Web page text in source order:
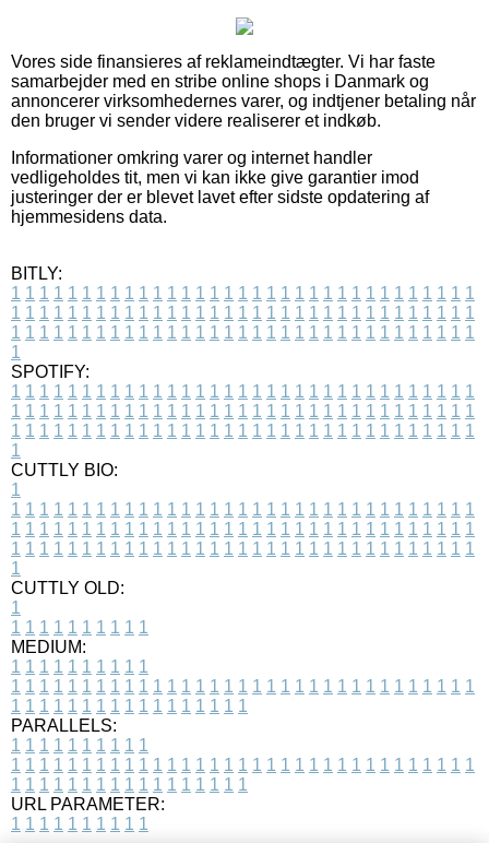
Vores side finansieres af reklameindtægter. Vi har faste
samarbejder med en stribe online shops i Danmark og
annoncerer virksomhedernes varer, og indtjener betaling når
den bruger vi sender videre realiserer et indkøb.
Informationer omkring varer og internet handler
vedligeholdes tit, men vi kan ikke give garantier imod
justeringer der er blevet lavet efter sidste opdatering af
hjemmesidens data.
BITLY:
1 1 1 1 1 1 1 1 1 1 1 1 1 1 1 1 1 1 1 1 1 1 1 1 1 1 1 1 1 1 1 1 1
1 1 1 1 1 1 1 1 1 1 1 1 1 1 1 1 1 1 1 1 1 1 1 1 1 1 1 1 1 1 1 1 1
1 1 1 1 1 1 1 1 1 1 1 1 1 1 1 1 1 1 1 1 1 1 1 1 1 1 1 1 1 1 1 1 1
1
SPOTIFY:
1 1 1 1 1 1 1 1 1 1 1 1 1 1 1 1 1 1 1 1 1 1 1 1 1 1 1 1 1 1 1 1 1
1 1 1 1 1 1 1 1 1 1 1 1 1 1 1 1 1 1 1 1 1 1 1 1 1 1 1 1 1 1 1 1 1
1 1 1 1 1 1 1 1 1 1 1 1 1 1 1 1 1 1 1 1 1 1 1 1 1 1 1 1 1 1 1 1 1
1
CUTTLY BIO:
1
1 1 1 1 1 1 1 1 1 1 1 1 1 1 1 1 1 1 1 1 1 1 1 1 1 1 1 1 1 1 1 1 1
1 1 1 1 1 1 1 1 1 1 1 1 1 1 1 1 1 1 1 1 1 1 1 1 1 1 1 1 1 1 1 1 1
1 1 1 1 1 1 1 1 1 1 1 1 1 1 1 1 1 1 1 1 1 1 1 1 1 1 1 1 1 1 1 1 1
1
CUTTLY OLD:
1
1 1 1 1 1 1 1 1 1 1
MEDIUM:
1 1 1 1 1 1 1 1 1 1
1 1 1 1 1 1 1 1 1 1 1 1 1 1 1 1 1 1 1 1 1 1 1 1 1 1 1 1 1 1 1 1 1
1 1 1 1 1 1 1 1 1 1 1 1 1 1 1 1 1
PARALLELS:
1 1 1 1 1 1 1 1 1 1
1 1 1 1 1 1 1 1 1 1 1 1 1 1 1 1 1 1 1 1 1 1 1 1 1 1 1 1 1 1 1 1 1
1 1 1 1 1 1 1 1 1 1 1 1 1 1 1 1 1
URL PARAMETER:
1 1 1 1 1 1 1 1 1 1